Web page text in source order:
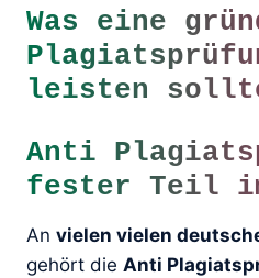
Was eine
leisten
Anti
fester Teil
An vielen vielen
gehört die Anti